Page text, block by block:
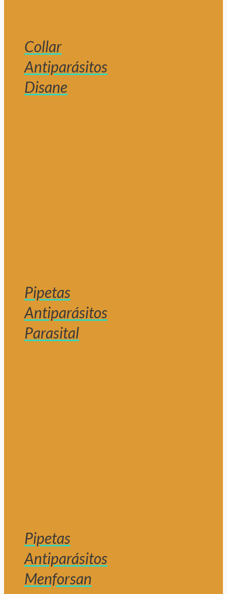
Collar
Antiparásitos
Disane
Pipetas
Antiparásitos
Parasital
Pipetas
Antiparásitos
Menforsan